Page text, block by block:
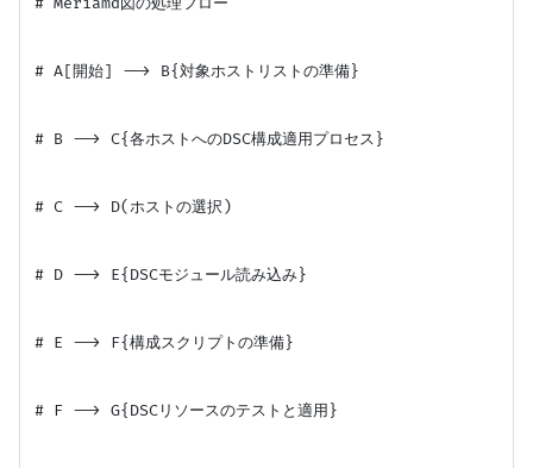
# A[開始] --> B{対象ホストリストの準備}
# B --> C{各ホストへのDSC構成適用プロセス}
# C --> D(ホストの選択)
# D --> E{DSCモジュール読み込み}
# E --> F{構成スクリプトの準備}
# F --> G{DSCリソースのテストと適用}